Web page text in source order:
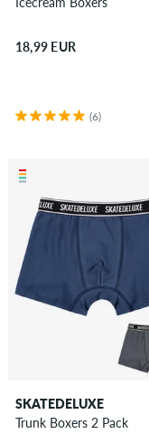
18,99 EUR
(6)
SKATEDELUXE
Trunk Boxers 2 Pack